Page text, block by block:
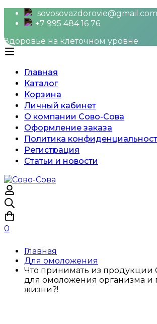
sovosovazdorovie@gmail.com
+7 995 484 16 76
Здоровье на клеточном уровне
Главная
Каталог
Корзина
Личный кабинет
О компании Сово-Сова
Оформление заказа
Политика
Регистрация
Статьи и новости
0
Главная
Для омоложения
Что принимать из продукции
для омоложения организма и
жизни?!